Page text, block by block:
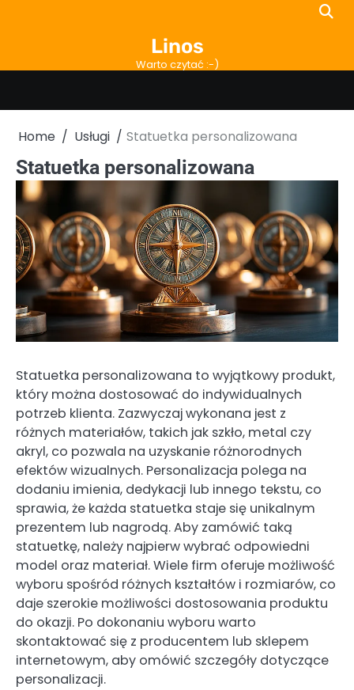
Linos
Warto czytać :-)
Home Usługi Statuetka personalizowana
Statuetka personalizowana
Statuetka personalizowana to wyjątkowy produkt,
który można dostosować do indywidualnych
potrzeb klienta. Zazwyczaj wykonana jest z
różnych materiałów, takich jak szkło, metal czy
akryl, co pozwala na uzyskanie różnorodnych
efektów wizualnych. Personalizacja polega na
dodaniu imienia, dedykacji lub innego tekstu, co
sprawia, że każda statuetka staje się unikalnym
prezentem lub nagrodą. Aby zamówić taką
statuetkę, należy najpierw wybrać odpowiedni
model oraz materiał. Wiele firm oferuje możliwość
wyboru spośród różnych kształtów i rozmiarów, co
daje szerokie możliwości dostosowania produktu
do okazji. Po dokonaniu wyboru warto
skontaktować się z producentem lub sklepem
internetowym, aby omówić szczegóły dotyczące
personalizacji.